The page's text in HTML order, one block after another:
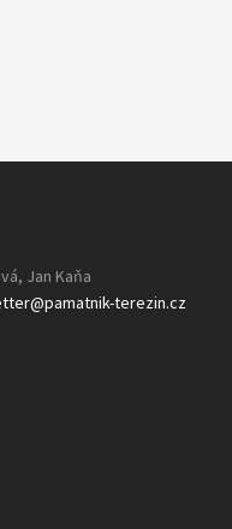
Jan Kaňa
terezin.cz